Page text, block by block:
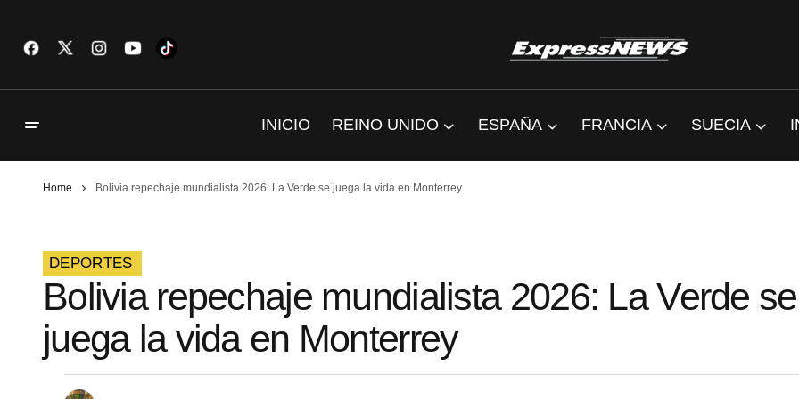
INICIO REINO UNIDO ESPAÑA FRANCIA SUECIA
Home Bolivia repechaje mundialista 2026: La Verde se juega la vida en Monterrey
DEPORTES
Bolivia repechaje mundialista 2026: La Verde se
juega la vida en Monterrey